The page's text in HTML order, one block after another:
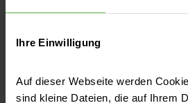
Ihre Einwilligung
Auf dieser Webseite werden
sind kleine Dateien, die auf Ihrem